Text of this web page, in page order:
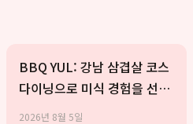
BBQ YUL: 강남 삼겹살 코스
다이닝으로 미식 경험을 선사
하다
2026년 8월 5일